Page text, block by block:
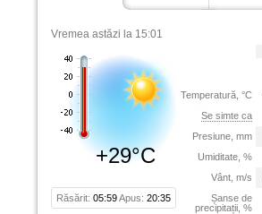
Vremea astăzi la 15:01
+29°C
Răsărit: 05:59Apus: 20:35
Temperatură, °C
Se simte ca
Presiune, mm
Umiditate, %
Vânt, m/s
Șanse de
precipitații, %